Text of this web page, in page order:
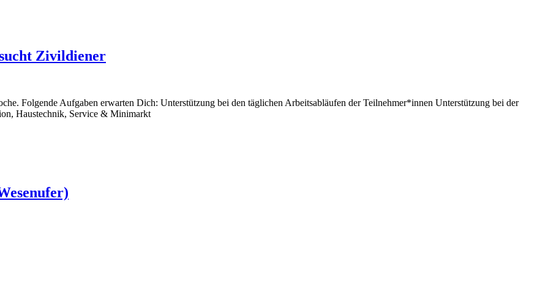
Zivildiener
Folgende Aufgaben erwarten Dich: Unterstützung bei den täglichen Arbeitsabläufen der Teilnehmer*innen Unterstützung bei der
Haustechnik, Service & Minimarkt